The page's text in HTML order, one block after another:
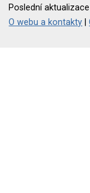
Poslední
O webu a kontakty |